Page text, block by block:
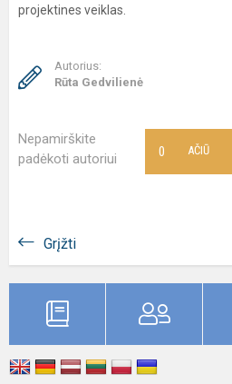
projektines veiklas.
Autorius:
Rūta Gedvilienė
Nepamirškite
padėkoti autoriui
AČIŪ
0
Grįžti